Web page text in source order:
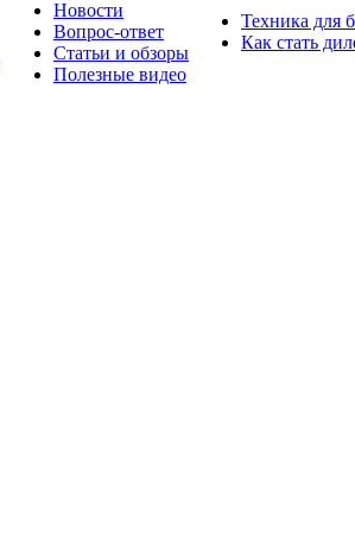
Новости
Вопрос-ответ
Статьи и обзоры
Полезные видео
Техника для
Как стать